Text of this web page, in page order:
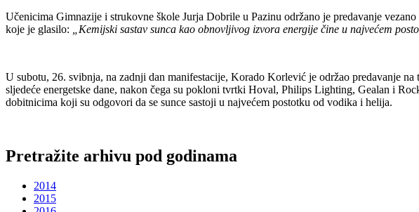
Učenicima Gimnazije i strukovne škole Jurja Dobrile u Pazinu održano je predavanje
koje je glasilo:
„Kemijski sastav sunca kao obnovljivog izvora energije čine u najvećem
U subotu, 26. svibnja, na zadnji dan manifestacije, Korado Korlević je održao predavanje
sljedeće energetske dane, nakon čega su pokloni tvrtki Hoval, Philips Lighting, Gealan i
dobitnicima koji su odgovori da se sunce sastoji u najvećem postotku od vodika i helija.
Pretražite arhivu pod godinama
2014
2015